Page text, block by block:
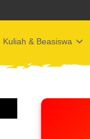
Kuliah & Beasiswa